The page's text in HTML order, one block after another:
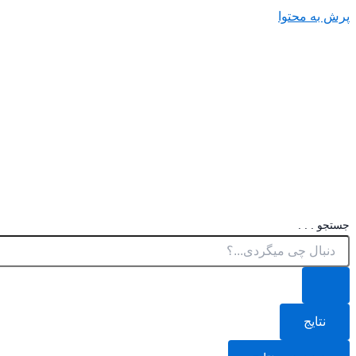
پرش به محتوا
جستجو . . .
نتایج